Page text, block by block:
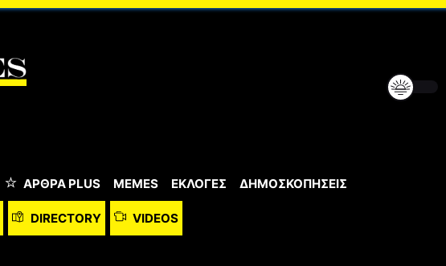
ΆΡΘΡΑ PLUS MEMES ΕΚΛΟΓΕΣ ΔΗΜΟΣΚΟΠΗΣΕΙΣ
DIRECTORY VIDEOS